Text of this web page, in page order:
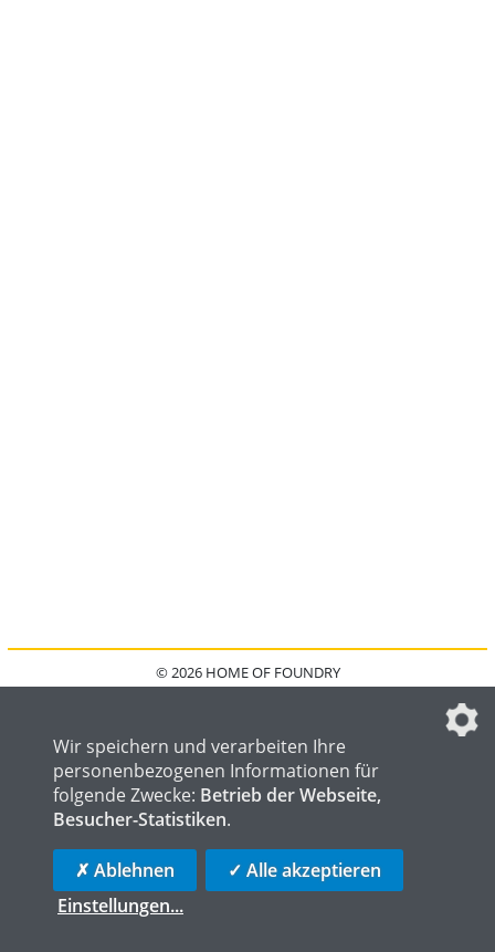
© 2026 HOME OF FOUNDRY
DATENSCHUTZEINSTELLUNGEN
HOME OF LOGISTICS
Wir speichern und verarbeiten Ihre
personenbezogenen Informationen für
folgende Zwecke: Betrieb der Webseite,
Besucher-Statistiken.
✗ Ablehnen
✓ Alle akzeptieren
Einstellungen...